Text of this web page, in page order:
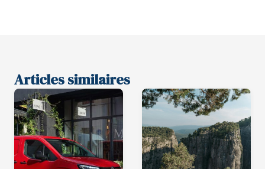
Articles similaires